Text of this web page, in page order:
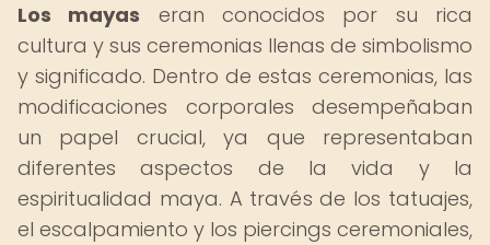
Los mayas eran conocidos por su rica
cultura y sus ceremonias llenas de simbolismo
y significado. Dentro de estas ceremonias, las
modificaciones corporales desempeñaban
un papel crucial, ya que representaban
diferentes aspectos de la vida y la
espiritualidad maya. A través de los tatuajes,
el escalpamiento y los piercings ceremoniales,